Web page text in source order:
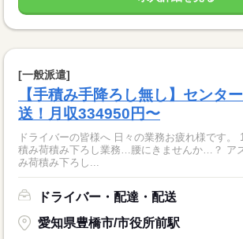
[一般派遣]
【手積み手降ろし無し】センタ
送！月収334950円〜
ドライバーの皆様へ 日々の業務お疲れ様です。 1日に何度もある、
積み荷積み下ろし業務…腰にきませんか…？ アズスタッフなら ◇積
み荷積み下ろし...
ドライバー・配達・配送
愛知県豊橋市/市役所前駅